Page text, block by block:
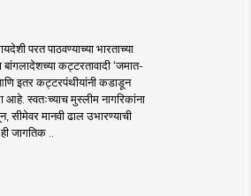
परत पाठवण्याच्या भारताच्या
कट्टरतावादी ‘जमात-
इतर कट्टरपंथीयांनी कडाडून
आहे. स्वतःच्याच मुस्लीम नागरिकांना
सीमेवर मानवी ढाल उभारण्याची
जागतिक ..